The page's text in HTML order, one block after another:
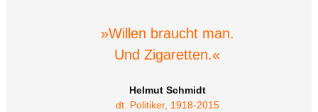
»Willen braucht man.
Und Zigaretten.«
Helmut Schmidt
dt. Politiker, 1918-2015